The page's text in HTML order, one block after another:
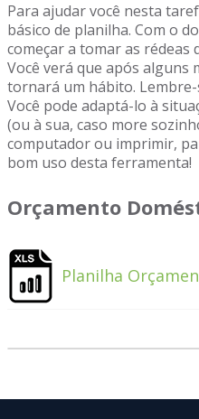
Para ajudar você nesta
básico de planilha. Com o
começar a tomar as rédeas
Você verá que após alguns
tornará um hábito. Lembre-
Você pode adaptá-lo à
(ou à sua, caso more
computador ou imprimir,
bom uso desta ferramenta!
Orçamento
Planilha